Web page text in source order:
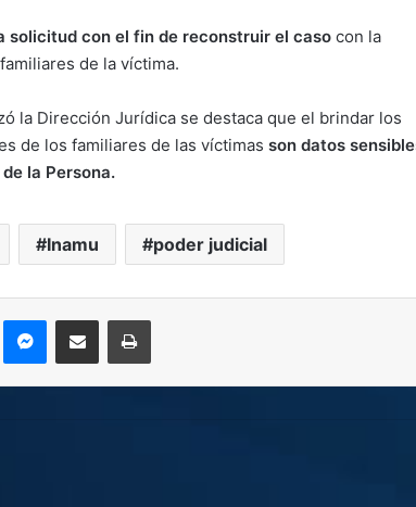
solicitud con el fin de reconstruir el caso con la
de la víctima.
la Dirección Jurídica se destaca que el brindar los
de los familiares de las víctimas son datos
la Persona.
Inamu poder judicial
MessengerCompartir por correo electrónicoImprimir